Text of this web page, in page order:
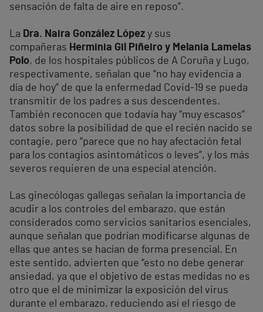
sensación de falta de aire en reposo”.
La Dra. Naira González López y sus
compañeras Herminia Gil Piñeiro y Melania Lamelas
Polo, de los hospitales públicos de A Coruña y Lugo,
respectivamente, señalan que “no hay evidencia a
día de hoy” de que la enfermedad Covid-19 se pueda
transmitir de los padres a sus descendentes.
También reconocen que todavía hay “muy escasos”
datos sobre la posibilidad de que el recién nacido se
contagie, pero “parece que no hay afectación fetal
para los contagios asintomáticos o leves”, y los más
severos requieren de una especial atención.
Las ginecólogas gallegas señalan la importancia de
acudir a los controles del embarazo, que están
considerados como servicios sanitarios esenciales,
aunque señalan que podrían modificarse algunas de
ellas que antes se hacían de forma presencial. En
este sentido, advierten que “esto no debe generar
ansiedad, ya que el objetivo de estas medidas no es
otro que el de minimizar la exposición del virus
durante el embarazo, reduciendo así el riesgo de